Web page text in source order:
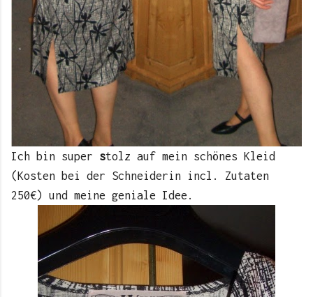
Ich bin super stolz auf mein schönes Kleid
(Kosten bei der Schneiderin incl. Zutaten
250€) und meine geniale Idee.